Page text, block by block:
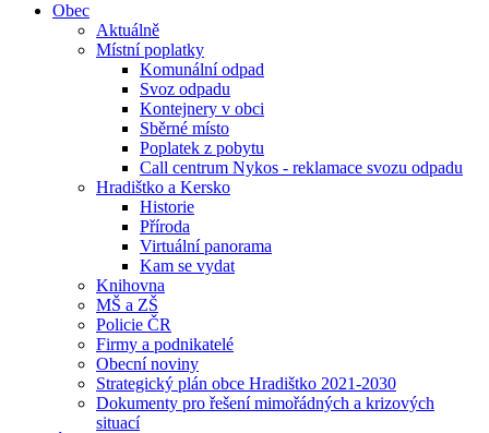
Obec
Aktuálně
Místní poplatky
Komunální odpad
Svoz odpadu
Kontejnery v obci
Sběrné místo
Poplatek z pobytu
Call centrum Nykos - reklamace svozu odpadu
Hradištko a Kersko
Historie
Příroda
Virtuální panorama
Kam se vydat
Knihovna
MŠ a ZŠ
Policie ČR
Firmy a podnikatelé
Obecní noviny
Strategický plán obce Hradištko 2021-2030
Dokumenty pro řešení mimořádných a krizových
situací